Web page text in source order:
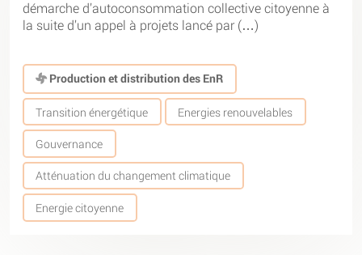
démarche d’autoconsommation collective citoyenne à
la suite d’un appel à projets lancé par (…)
Production et distribution des EnR
Transition énergétique Energies renouvelables
Gouvernance
Atténuation du changement climatique
Energie citoyenne